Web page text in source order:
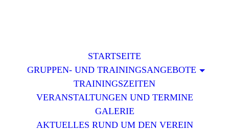
STARTSEITE
GRUPPEN- UND TRAININGSANGEBOTE
TRAININGSZEITEN
VERANSTALTUNGEN UND TERMINE
GALERIE
AKTUELLES RUND UM DEN VEREIN